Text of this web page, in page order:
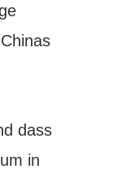
dass
in